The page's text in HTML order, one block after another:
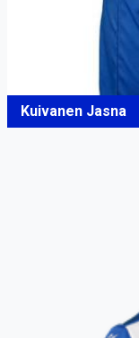
Kuivanen Jasna